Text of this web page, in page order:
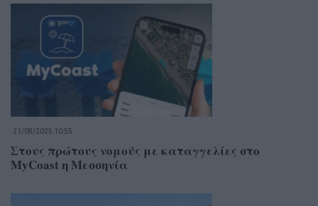
21/08/2025 10:55
Στους πρώτους νομούς με καταγγελίες στο
MyCoast η Μεσσηνία